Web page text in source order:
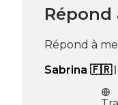
Répond à
Sabrina 🇫🇷